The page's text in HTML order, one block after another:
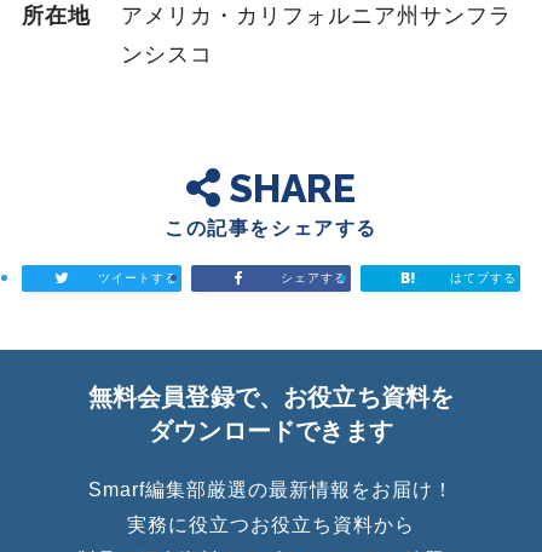
所在地
アメリカ・カリフォルニア州サンフラ
ンシスコ
SHARE
この記事をシェアする
ツイートする シェアする はてブする
無料会員登録で、お役立ち資料を
ダウンロードできます
Smarf編集部厳選の最新情報をお届け！
実務に役立つお役立ち資料から